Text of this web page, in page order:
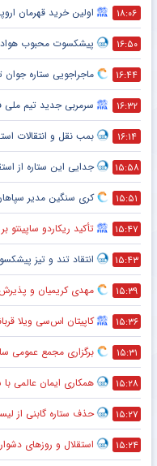
۱۸:۰۶ اولین خرید قهرمان
۱۶:۵۰ پیشکسوت محبوب هواداران
۱۶:۴۴ ماجراجویی ستاره جوان
۱۶:۳۲ سرمربی جدید تیم
۱۶:۱۴ بمب نقل و انتقالات
۱۵:۵۸ جدایی این ستاره از
۱۵:۵۱ کری سنگین مدیر سپاهان
۱۵:۴۷ تأکید ریکاردو
۱۵:۴۳ انتقاد تند و تیز
۱۵:۳۹ مهدی کریمیان و
۱۵:۳۶ کاپیتان اس‌سی ویلا
۱۵:۳۱ برگزاری مجمع عمومی
۱۵:۲۸ همکاری ایمان عالمی
۱۵:۲۷ حذف ستاره گابنی از لیست
۱۵:۲۴ استقلال و روزهای